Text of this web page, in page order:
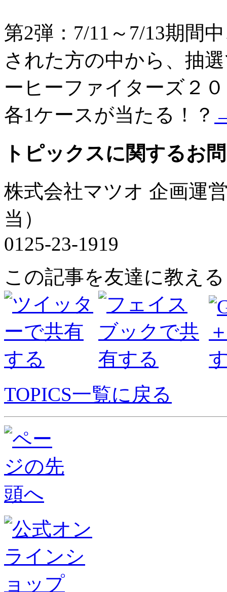
第2弾：7/11～7/13期間
された方の中から、抽
ーヒーファイターズ２
各1ケースが当たる！？
トピックスに関するお
株式会社マツオ 企画運
当）
0125-23-1919
この記事を友達に教える
TOPICS一覧に戻る